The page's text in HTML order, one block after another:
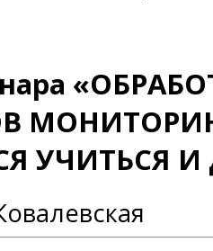
УЧИТЬСЯ И